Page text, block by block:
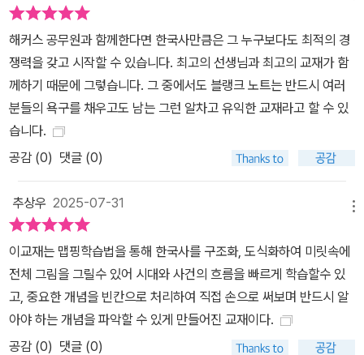
해커스 공무원과 함께한다면 한국사만큼은 그 누구보다도 최적의 경
쟁력을 갖고 시작할 수 있습니다. 최고의 선생님과 최고의 교재가 함
께하기 때문에 그렇습니다. 그 중에서도 블랭크 노트는 반드시 여러
분들의 욕구를 채우고도 남는 그런 알차고 유익한 교재라고 할 수 있
습니다.
공감 (0) 댓글 (0)
추상우 2025-07-31
이교재는 맵핑학습법을 통해 한국사를 구조화, 도식화하여 미릿속에
전체 그림을 그릴수 있어 시대와 사건의 흐름을 빠르게 학습할수 있
고, 중요한 개념을 빈칸으로 처리하여 직접 손으로 써보며 반드시 알
아야 하는 개념을 파악할 수 있게 만들어진 교재이다.
공감 (0) 댓글 (0)